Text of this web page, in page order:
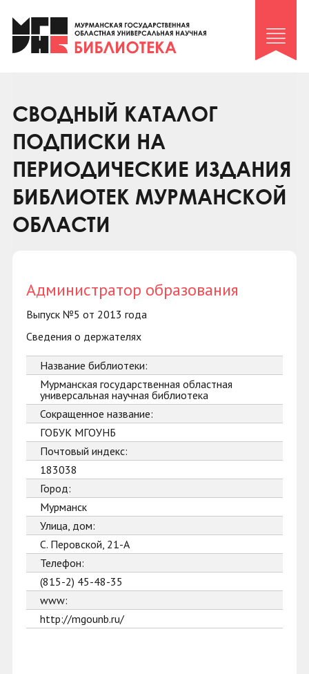
Клуб «Гиря и сельдерей»
Клуб «Семейный архив»
Коллегам
Контакты
СВОДНЫЙ КАТАЛОГ
ПОДПИСКИ НА
ПЕРИОДИЧЕСКИЕ ИЗДАНИЯ
БИБЛИОТЕК МУРМАНСКОЙ
ОБЛАСТИ
Администратор образования
Выпуск №5 от 2013 года
Сведения о держателях
Название библиотеки:
Мурманская государственная областная
универсальная научная библиотека
Сокращенное название:
ГОБУК МГОУНБ
Почтовый индекс:
183038
Город:
Мурманск
Улица, дом:
С. Перовской, 21-А
Телефон:
(815-2) 45-48-35
www:
http://mgounb.ru/